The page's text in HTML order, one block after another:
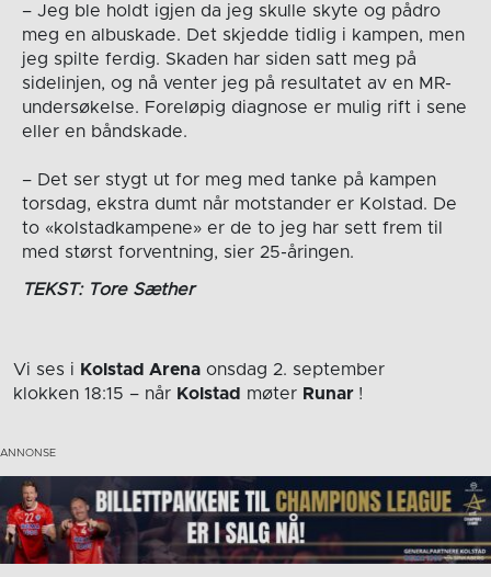
– Jeg ble holdt igjen da jeg skulle skyte og pådro
meg en albuskade. Det skjedde tidlig i kampen, men
jeg spilte ferdig. Skaden har siden satt meg på
sidelinjen, og nå venter jeg på resultatet av en MR-
undersøkelse. Foreløpig diagnose er mulig rift i sene
eller en båndskade.
– Det ser stygt ut for meg med tanke på kampen
torsdag, ekstra dumt når motstander er Kolstad. De
to «kolstadkampene» er de to jeg har sett frem til
med størst forventning, sier 25-åringen.
TEKST: Tore Sæther
Vi ses i Kolstad Arena onsdag 2. september
klokken 18:15 – når Kolstad møter Runar !